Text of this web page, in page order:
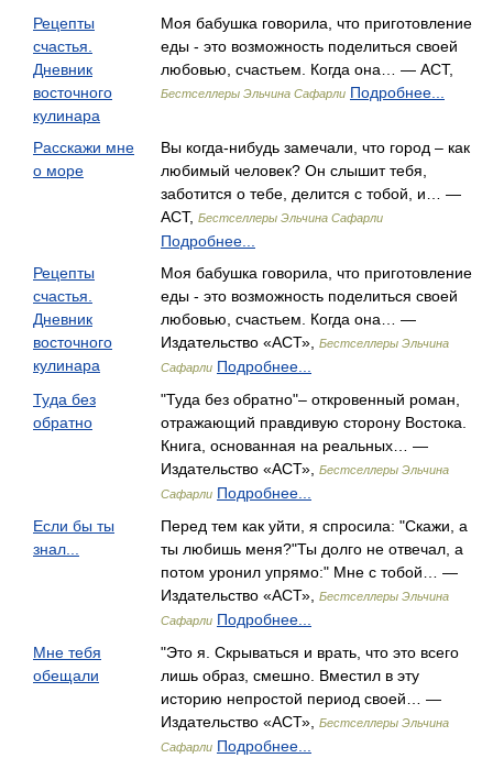
Рецепты
счастья.
Дневник
восточного
кулинара
Моя бабушка говорила, что приготовление
еды - это возможность поделиться своей
любовью, счастьем. Когда она… — АСТ,
Бестселлеры Эльчина Сафарли Подробнее...
Расскажи мне
о море
Вы когда-нибудь замечали, что город – как
любимый человек? Он слышит тебя,
заботится о тебе, делится с тобой, и… —
АСТ, Бестселлеры Эльчина Сафарли
Подробнее...
Рецепты
счастья.
Дневник
восточного
кулинара
Моя бабушка говорила, что приготовление
еды - это возможность поделиться своей
любовью, счастьем. Когда она… —
Издательство «АСТ»,
Бестселлеры Эльчина
Сафарли Подробнее...
Туда без
обратно
"Туда без обратно"– откровенный роман,
отражающий правдивую сторону Востока.
Книга, основанная на реальных… —
Издательство «АСТ»,
Бестселлеры Эльчина
Сафарли Подробнее...
Если бы ты
знал...
Перед тем как уйти, я спросила: "Скажи, а
ты любишь меня?"Ты долго не отвечал, а
потом уронил упрямо:" Мне с тобой… —
Издательство «АСТ»,
Бестселлеры Эльчина
Сафарли Подробнее...
Мне тебя
обещали
"Это я. Скрываться и врать, что это всего
лишь образ, смешно. Вместил в эту
историю непростой период своей… —
Издательство «АСТ»,
Бестселлеры Эльчина
Сафарли Подробнее...